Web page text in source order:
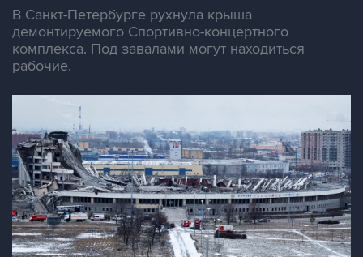
В Санкт-Петербурге рухнула крыша
демонтируемого Спортивно-концертного
комплекса. Под завалами могут находиться
рабочие.